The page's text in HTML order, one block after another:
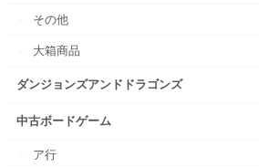
その他
大箱商品
ダンジョンズアンドドラゴンズ
中古ボードゲーム
ア行